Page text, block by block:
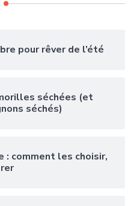
pour rêver de l’été
séchées (et
séchés)
: comment les choisir,